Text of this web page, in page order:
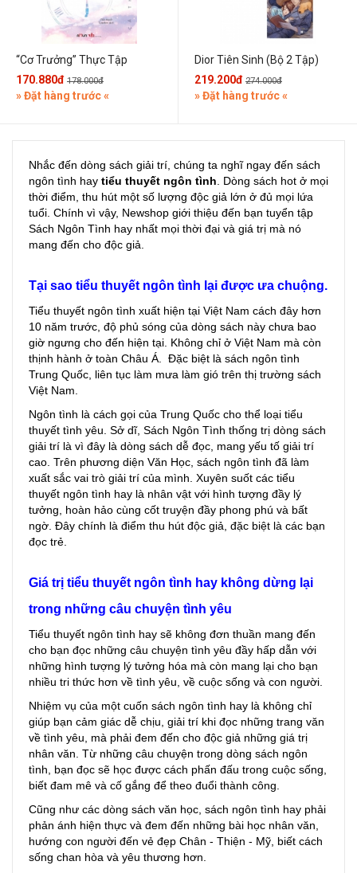
“Cơ Trưởng” Thực Tập
170.880đ 178.000đ
» Đặt hàng trước «
Dior Tiên Sinh (Bộ 2 Tập)
219.200đ 274.000đ
» Đặt hàng trước «
Nhắc đến dòng sách giải trí, chúng ta nghĩ ngay đến sách
ngôn tình hay tiểu thuyết ngôn tình . Dòng sách hot ở mọi
thời điểm, thu hút một số lượng độc giả lớn ở đủ mọi lứa
tuổi. Chính vì vậy, Newshop giới thiệu đến bạn tuyển tập
Sách Ngôn Tình hay nhất mọi thời đại và giá trị mà nó
mang đến cho độc giả.
Tại sao tiểu thuyết ngôn tình lại được ưa chuộng.
Tiểu thuyết ngôn tình xuất hiện tại Việt Nam cách đây hơn
10 năm trước, độ phủ sóng của dòng sách này chưa bao
giờ ngưng cho đến hiện tại. Không chỉ ở Việt Nam mà còn
thịnh hành ở toàn Châu Á. Đặc biệt là sách ngôn tình
Trung Quốc, liên tục làm mưa làm gió trên thị trường sách
Việt Nam.
Ngôn tình là cách gọi của Trung Quốc cho thể loại tiểu
thuyết tình yêu. Sở dĩ, Sách Ngôn Tình thống trị dòng sách
giải trí là vì đây là dòng sách dễ đọc, mang yếu tố giải trí
cao. Trên phương diện Văn Học, sách ngôn tình đã làm
xuất sắc vai trò giải trí của mình. Xuyên suốt các tiểu
thuyết ngôn tình hay là nhân vật với hình tượng đầy lý
tưởng, hoàn hảo cùng cốt truyện đầy phong phú và bất
ngờ. Đây chính là điểm thu hút độc giả, đặc biệt là các bạn
đọc trẻ.
Giá trị tiểu thuyết ngôn tình hay không dừng lại
trong những câu chuyện tình yêu
Tiểu thuyết ngôn tình hay sẽ không đơn thuần mang đến
cho bạn đọc những câu chuyện tình yêu đầy hấp dẫn với
những hình tượng lý tưởng hóa mà còn mang lại cho bạn
nhiều tri thức hơn về tình yêu, về cuộc sống và con người.
Nhiệm vụ của một cuốn sách ngôn tình hay là không chỉ
giúp bạn cảm giác dễ chịu, giải trí khi đọc những trang văn
về tình yêu, mà phải đem đến cho độc giả những giá trị
nhân văn. Từ những câu chuyện trong dòng sách ngôn
tình, bạn đọc sẽ học được cách phấn đấu trong cuộc sống,
biết đam mê và cố gắng để theo đuổi thành công.
Cũng như các dòng sách văn học, sách ngôn tình hay phải
phản ánh hiện thực và đem đến những bài học nhân văn,
hướng con người đến vẻ đẹp Chân - Thiện - Mỹ, biết cách
sống chan hòa và yêu thương hơn.